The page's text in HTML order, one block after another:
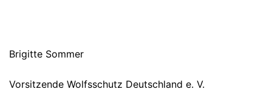
Brigitte Sommer
Vorsitzende Wolfsschutz Deutschland e. V.